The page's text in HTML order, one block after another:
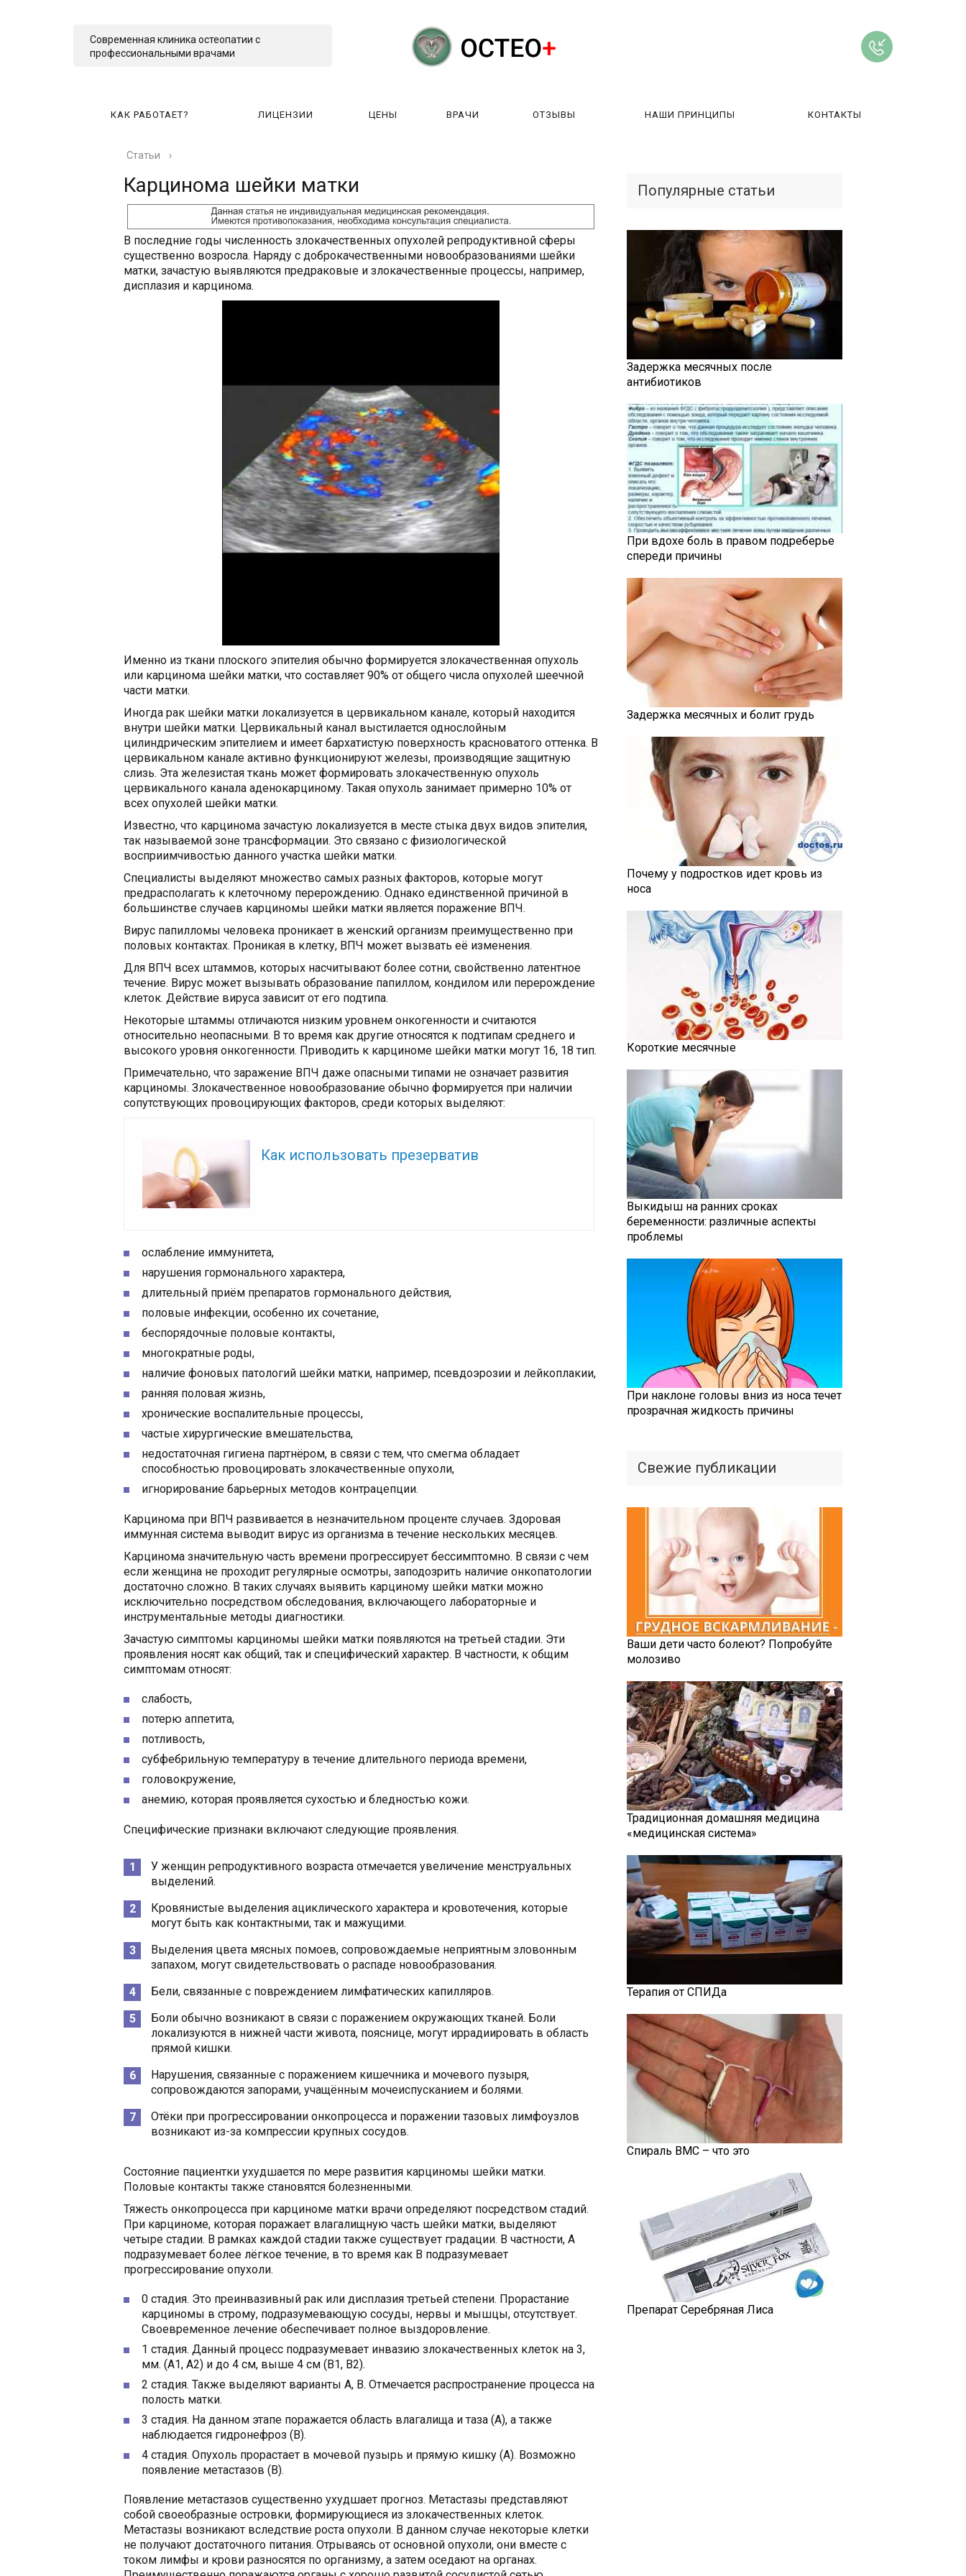
Современная клиника остеопатии с
профессиональными врачами
КАК РАБОТАЕТ? ЛИЦЕНЗИИ ЦЕНЫ ВРАЧИ ОТЗЫВЫ НАШИ ПРИНЦИПЫ КОНТАКТЫ
Статьи ›
Карцинома шейки матки
В последние годы численность злокачественных опухолей репродуктивной сферы
существенно возросла. Наряду с доброкачественными новообразованиями шейки
матки, зачастую выявляются предраковые и злокачественные процессы, например,
дисплазия и карцинома.
Именно из ткани плоского эпителия обычно формируется злокачественная опухоль
или карцинома шейки матки, что составляет 90% от общего числа опухолей шеечной
части матки.
Иногда рак шейки матки локализуется в цервикальном канале, который находится
внутри шейки матки. Цервикальный канал выстилается однослойным
цилиндрическим эпителием и имеет бархатистую поверхность красноватого оттенка. В
цервикальном канале активно функционируют железы, производящие защитную
слизь. Эта железистая ткань может формировать злокачественную опухоль
цервикального канала аденокарциному. Такая опухоль занимает примерно 10% от
всех опухолей шейки матки.
Известно, что карцинома зачастую локализуется в месте стыка двух видов эпителия,
так называемой зоне трансформации. Это связано с физиологической
восприимчивостью данного участка шейки матки.
Специалисты выделяют множество самых разных факторов, которые могут
предрасполагать к клеточному перерождению. Однако единственной причиной в
большинстве случаев карциномы шейки матки является поражение ВПЧ.
Вирус папилломы человека проникает в женский организм преимущественно при
половых контактах. Проникая в клетку, ВПЧ может вызвать её изменения.
Для ВПЧ всех штаммов, которых насчитывают более сотни, свойственно латентное
течение. Вирус может вызывать образование папиллом, кондилом или перерождение
клеток. Действие вируса зависит от его подтипа.
Некоторые штаммы отличаются низким уровнем онкогенности и считаются
относительно неопасными. В то время как другие относятся к подтипам среднего и
высокого уровня онкогенности. Приводить к карциноме шейки матки могут 16, 18 тип.
Примечательно, что заражение ВПЧ даже опасными типами не означает развития
карциномы. Злокачественное новообразование обычно формируется при наличии
сопутствующих провоцирующих факторов, среди которых выделяют:
Как использовать презерватив
ослабление иммунитета,
нарушения гормонального характера,
длительный приём препаратов гормонального действия,
половые инфекции, особенно их сочетание,
беспорядочные половые контакты,
многократные роды,
наличие фоновых патологий шейки матки, например, псевдоэрозии и лейкоплакии,
ранняя половая жизнь,
хронические воспалительные процессы,
частые хирургические вмешательства,
недостаточная гигиена партнёром, в связи с тем, что смегма обладает
способностью провоцировать злокачественные опухоли,
игнорирование барьерных методов контрацепции.
Карцинома при ВПЧ развивается в незначительном проценте случаев. Здоровая
иммунная система выводит вирус из организма в течение нескольких месяцев.
Карцинома значительную часть времени прогрессирует бессимптомно. В связи с чем
если женщина не проходит регулярные осмотры, заподозрить наличие онкопатологии
достаточно сложно. В таких случаях выявить карциному шейки матки можно
исключительно посредством обследования, включающего лабораторные и
инструментальные методы диагностики.
Зачастую симптомы карциномы шейки матки появляются на третьей стадии. Эти
проявления носят как общий, так и специфический характер. В частности, к общим
симптомам относят:
слабость,
потерю аппетита,
потливость,
субфебрильную температуру в течение длительного периода времени,
головокружение,
анемию, которая проявляется сухостью и бледностью кожи.
Специфические признаки включают следующие проявления.
У женщин репродуктивного возраста отмечается увеличение менструальных
выделений.
Кровянистые выделения ациклического характера и кровотечения, которые
могут быть как контактными, так и мажущими.
Выделения цвета мясных помоев, сопровождаемые неприятным зловонным
запахом, могут свидетельствовать о распаде новообразования.
Бели, связанные с повреждением лимфатических капилляров.
Боли обычно возникают в связи с поражением окружающих тканей. Боли
локализуются в нижней части живота, пояснице, могут иррадиировать в область
прямой кишки.
Нарушения, связанные с поражением кишечника и мочевого пузыря,
сопровождаются запорами, учащённым мочеиспусканием и болями.
Отёки при прогрессировании онкопроцесса и поражении тазовых лимфоузлов
возникают из-за компрессии крупных сосудов.
Состояние пациентки ухудшается по мере развития карциномы шейки матки.
Половые контакты также становятся болезненными.
Тяжесть онкопроцесса при карциноме матки врачи определяют посредством стадий.
При карциноме, которая поражает влагалищную часть шейки матки, выделяют
четыре стадии. В рамках каждой стадии также существует градации. В частности, А
подразумевает более лёгкое течение, в то время как B подразумевает
прогрессирование опухоли.
0 стадия. Это преинвазивный рак или дисплазия третьей степени. Прорастание
карциномы в строму, подразумевающую сосуды, нервы и мышцы, отсутствует.
Своевременное лечение обеспечивает полное выздоровление.
1 стадия. Данный процесс подразумевает инвазию злокачественных клеток на 3,
мм. (А1, А2) и до 4 см, выше 4 см (B1, B2).
2 стадия. Также выделяют варианты А, В. Отмечается распространение процесса на
полость матки.
3 стадия. На данном этапе поражается область влагалища и таза (А), а также
наблюдается гидронефроз (В).
4 стадия. Опухоль прорастает в мочевой пузырь и прямую кишку (А). Возможно
появление метастазов (В).
Появление метастазов существенно ухудшает прогноз. Метастазы представляют
собой своеобразные островки, формирующиеся из злокачественных клеток.
Метастазы возникают вследствие роста опухоли. В данном случае некоторые клетки
не получают достаточного питания. Отрываясь от основной опухоли, они вместе с
током лимфы и крови разносятся по организму, а затем оседают на органах.
Популярные статьи
Задержка месячных после
антибиотиков
При вдохе боль в правом подреберье
спереди причины
Задержка месячных и болит грудь
Почему у подростков идет кровь из
носа
Короткие месячные
Выкидыш на ранних сроках
беременности: различные аспекты
проблемы
При наклоне головы вниз из носа течет
прозрачная жидкость причины
Свежие публикации
Ваши дети часто болеют? Попробуйте
молозиво
Традиционная домашняя медицина
«медицинская система»
Терапия от СПИДа
Спираль ВМС – что это
Препарат Серебряная Лиса